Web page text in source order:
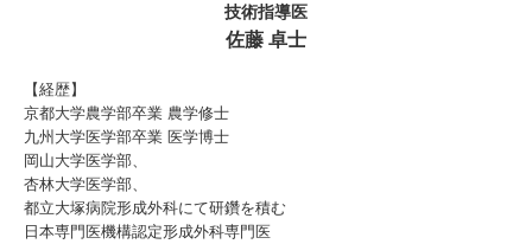
技術指導医
佐藤 卓士
【経歴】
京都大学農学部卒業 農学修士
九州大学医学部卒業 医学博士
岡山大学医学部、
杏林大学医学部、
都立大塚病院形成外科にて研鑽を積む
日本専門医機構認定形成外科専門医